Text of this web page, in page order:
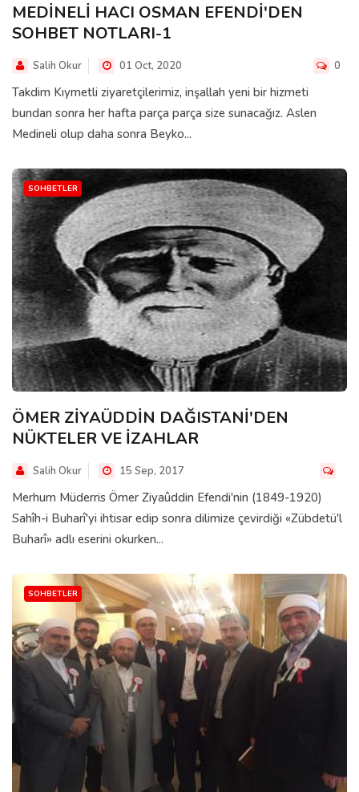
MEDİNELİ HACI OSMAN EFENDİ'DEN
SOHBET NOTLARI-1
Salih Okur 01 Oct, 2020 0
Takdim Kıymetli ziyaretçilerimiz, inşallah yeni bir hizmeti
bundan sonra her hafta parça parça size sunacağız. Aslen
Medineli olup daha sonra Beyko...
SOHBETLER
ÖMER ZİYAÜDDİN DAĞISTANİ'DEN
NÜKTELER VE İZAHLAR
Salih Okur 15 Sep, 2017
Merhum Müderris Ömer Ziyaûddin Efendi'nin (1849-1920)
Sahîh-i Buharî'yi ihtisar edip sonra dilimize çevirdiği «Zübdetü'l
Buharî» adlı eserini okurken...
SOHBETLER